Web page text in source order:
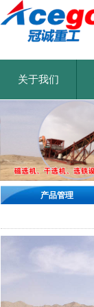
关于我们
产品管理